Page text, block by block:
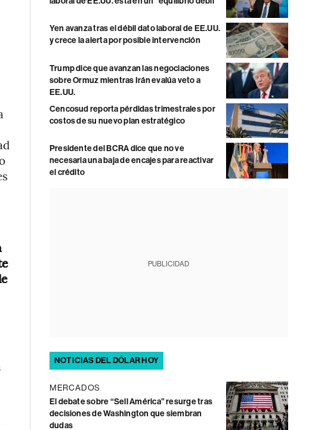
Yen avanza tras el débil dato laboral de EE.UU.
y crece la alerta por posible intervención
Trump dice que avanzan las negociaciones
sobre Ormuz mientras Irán evalúa veto a
EE.UU.
Cencosud reporta pérdidas trimestrales por
costos de su nuevo plan estratégico
Presidente del BCRA dice que no ve
necesaria una baja de encajes para reactivar
el crédito
PUBLICIDAD
NOTICIAS DEL DÓLAR HOY
MERCADOS
El debate sobre “Sell América” resurge tras
decisiones de Washington que siembran
dudas